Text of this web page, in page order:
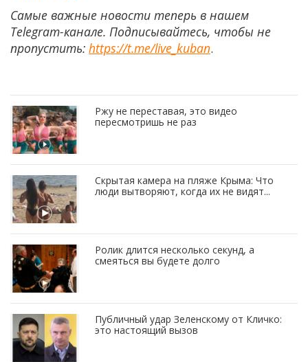
Самые важные новости теперь в нашем
Telegram-канале. Подписывайтесь, чтобы не
пропустить: https://t.me/live_kuban.
Ржу не переставая, это видео
пересмотришь не раз
Скрытая камера на пляже Крыма: Что
люди вытворяют, когда их не видят...
Ролик длится несколько секунд, а
смеяться вы будете долго
Публичный удар Зеленскому от Кличко:
это настоящий вызов